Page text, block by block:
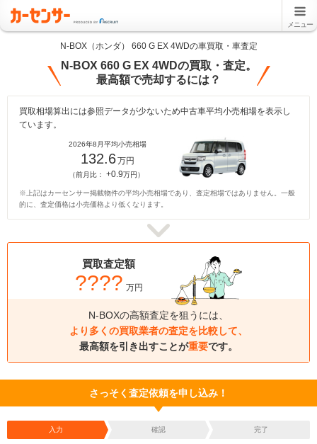
メニュー
N-BOX（ホンダ） 660 G EX 4WDの車買取・車査定
N-BOX 660 G EX 4WDの買取・査定。
最高額で売却するには？
買取相場算出には参照データが少ないため中古車平均小売相場を表示し
ています。
2026年8月平均小売相場
132.6万円
（前月比： +0.9万円）
※上記はカーセンサー掲載物件の平均小売相場であり、査定相場ではありません。一般
的に、査定価格は小売価格より低くなります。
買取査定額
???? 万円
N-BOXの高額査定を狙うには、
より多くの買取業者の査定を比較して、
最高額を引き出すことが重要です。
さっそく査定依頼を申し込み！
入力 確認 完了